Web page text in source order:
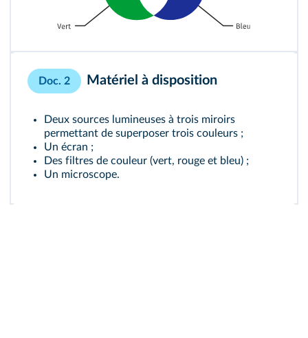
Doc. 2 Matériel à disposition
Deux sources lumineuses à trois miroirs
permettant de superposer trois couleurs ;
Un écran ;
Des filtres de couleur (vert, rouge et bleu) ;
Un microscope.